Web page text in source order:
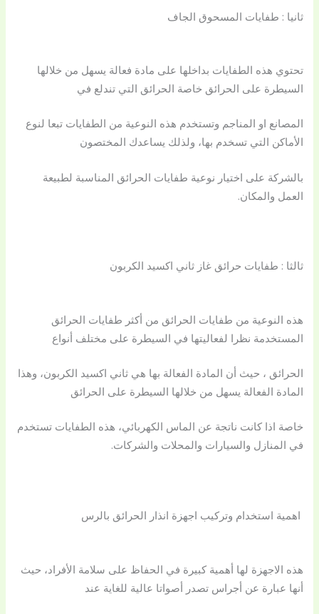
ثانيا : طفايات المسحوق الجاف
تحتوي هذه الطفايات بداخلها على مادة فعالة يسهل من خلالها
السيطرة على الحرائق خاصة الحرائق التي تندلع في
المصانع او المناجم وتستخدم هذه النوعية من الطفايات تبعا لنوع
الأماكن التي تسخدم بها، ولذلك يساعدك المختصون
بالشركة على اختيار نوعية طفايات الحرائق المناسبة لطبيعة
العمل والمكان.
ثالثا : طفايات حرائق غاز ثاني اكسيد الكربون
هذه النوعية من طفايات الحرائق من أكثر طفايات الحرائق
المستخدمة نظرا لفعاليتها في السيطرة على مختلف أنواع
الحرائق ، حيث أن المادة الفعالة بها هي ثاني اكسيد الكربون، وهذا
المادة الفعالة يسهل من خلالها السيطرة على الحرائق
خاصة اذا كانت ناتجة عن الماس الكهربائي، هذه الطفايات تستخدم
في المنازل والسيارات والمحلات والشركات.
اهمية استخدام وتركيب اجهزة انذار الحرائق بالرس
هذه الاجهزة لها أهمية كبيرة في الحفاظ على سلامة الأفراد، حيث
أنها عبارة عن أجراس تصدر أصواتا عالية للغاية عند